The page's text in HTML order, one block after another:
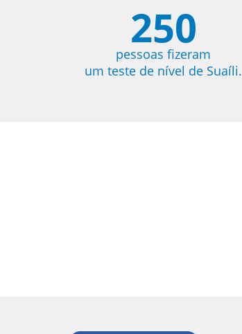
250
pessoas fizeram
um teste de nível de Suaíli.